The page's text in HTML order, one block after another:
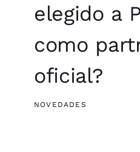
elegido a
como
oficial?
NOVEDADES